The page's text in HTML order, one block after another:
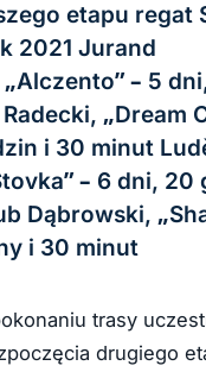
etapu regat
2021 Jurand
– 5
„Dream
i 30 minut
– 6 dni, 20
Dąbrowski,
i 30 minut
trasy
drugiego